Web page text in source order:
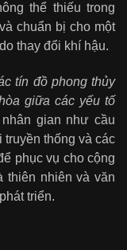
thể thiếu trong
chuẩn bị cho một
thay đổi khí hậu.
tín đồ phong thủy
giữa các yếu tố
gian như cầu
truyền thống và các
phục vụ cho cộng
thiên nhiên và văn
triển.